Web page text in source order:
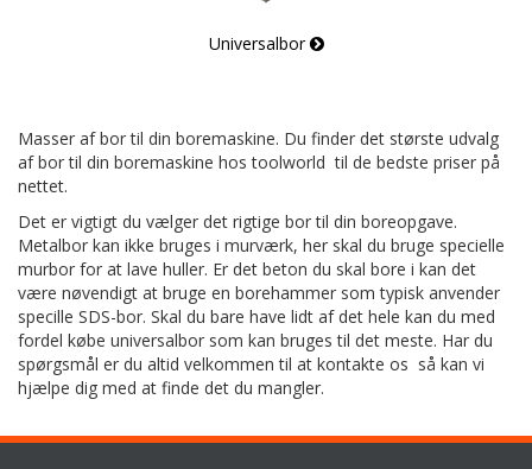
Universalbor
Masser af bor til din boremaskine. Du finder det største udvalg
af bor til din boremaskine hos toolworld  til de bedste priser på
nettet.
Det er vigtigt du vælger det rigtige bor til din boreopgave.
Metalbor kan ikke bruges i murværk, her skal du bruge specielle
murbor for at lave huller. Er det beton du skal bore i kan det
være nøvendigt at bruge en borehammer som typisk anvender
specille SDS-bor. Skal du bare have lidt af det hele kan du med
fordel købe universalbor som kan bruges til det meste. Har du
spørgsmål er du altid velkommen til at kontakte os  så kan vi
hjælpe dig med at finde det du mangler.